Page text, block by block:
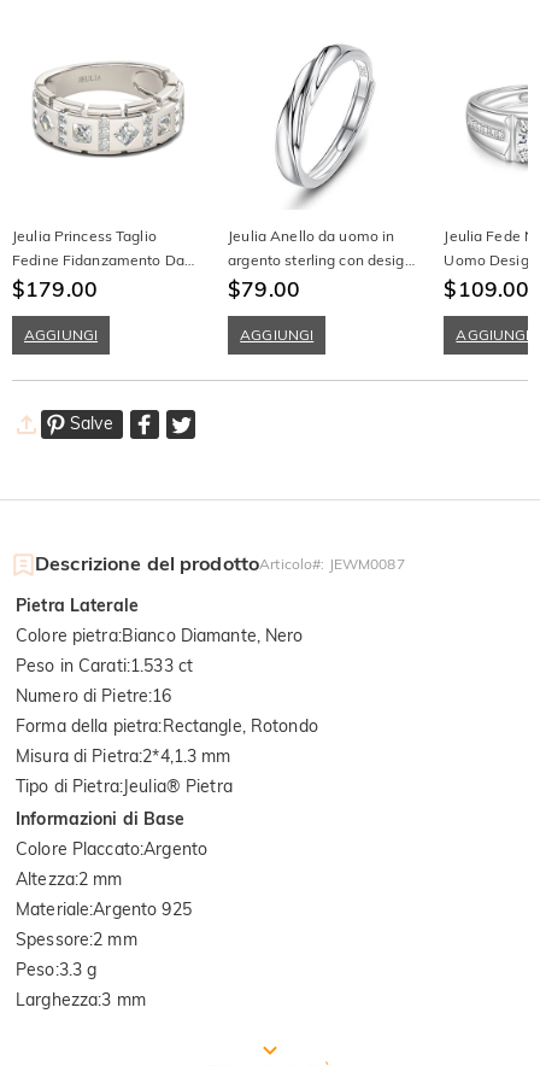
Jeulia Princess Taglio
Fedine Fidanzamento Da
Uomo In Argento Sterling
$179.00
AGGIUNGI
Jeulia Anello da uomo in
argento sterling con design
a onda
$79.00
AGGIUNGI
Jeulia Fede
Uomo
Classico
$109.00
AGGIUNGI
Salve
Descrizione del prodottoArticolo#: JEWM0087
Pietra Laterale
Colore pietra:Bianco Diamante, Nero
Peso in Carati:1.533 ct
Numero di Pietre:16
Forma della pietra:Rectangle, Rotondo
Misura di Pietra:2*4,1.3 mm
Tipo di Pietra:Jeulia® Pietra
Informazioni di Base
Colore Placcato:Argento
Altezza:2 mm
Materiale:Argento 925
Spessore:2 mm
Peso:3.3 g
Larghezza:3 mm